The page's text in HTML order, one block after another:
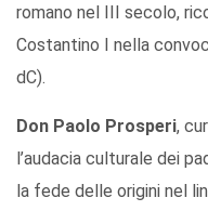
romano nel III secolo,
Costantino I nella
dC).
Don Paolo Prosperi,
l’audacia culturale dei
la fede delle origini nel